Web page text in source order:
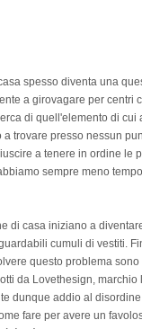
spesso diventa una
a girovagare per centri
di quell'elemento di cui
trovare presso nessun
a tenere in ordine le
sempre meno
di casa iniziano a
cumuli di vestiti.
questo problema
da Lovethesign, marchio
dunque addio al
fare per avere un